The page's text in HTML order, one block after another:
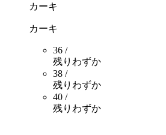
カーキ
カーキ
36 /
残りわずか
38 /
残りわずか
40 /
残りわずか